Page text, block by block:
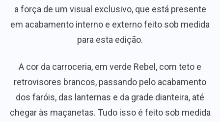
a força de um visual exclusivo, que está presente
em acabamento interno e externo feito sob medida
para esta edição.
A cor da carroceria, em verde Rebel, com teto e
retrovisores brancos, passando pelo acabamento
dos faróis, das lanternas e da grade dianteira, até
chegar às maçanetas. Tudo isso é feito sob medida